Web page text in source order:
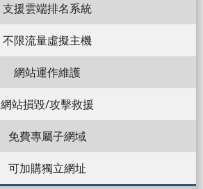
支援雲端排名系統
不限流量虛擬主機
網站運作維護
網站損毀/攻擊救援
免費專屬子網域
可加購獨立網址